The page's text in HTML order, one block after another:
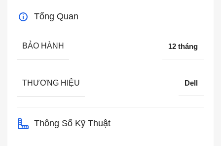
Tổng Quan
BẢO HÀNH 12 tháng
THƯƠNG HIỆU Dell
Thông Số Kỹ Thuật